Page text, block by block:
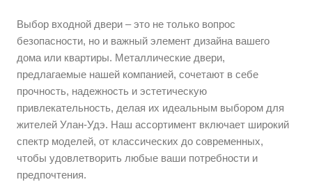
Выбор входной двери – это не только вопрос
безопасности, но и важный элемент дизайна вашего
дома или квартиры. Металлические двери,
предлагаемые нашей компанией, сочетают в себе
прочность, надежность и эстетическую
привлекательность, делая их идеальным выбором для
жителей Улан-Удэ. Наш ассортимент включает широкий
спектр моделей, от классических до современных,
чтобы удовлетворить любые ваши потребности и
предпочтения.